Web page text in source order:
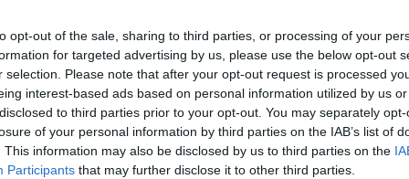
opt-out of the sale, sharing to third parties, or processing of your
for targeted advertising by us, please use the below opt-out
selection. Please note that after your opt-out request is processed
interest-based ads based on personal information utilized by us
to third parties prior to your opt-out. You may separately
of your personal information by third parties on the IAB’s list of
This information may also be disclosed by us to third parties on the
Participants that may further disclose it to other third parties.
2015-12-02 23:58
Kom ihåg mig
Glömt ditt lösenord?
Få ny aktiveringslänk
Betapet är gratis!